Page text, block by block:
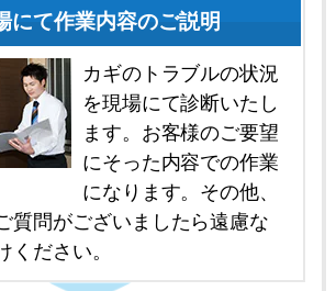
にて作業内容のご説明
カギのトラブルの状況
を現場にて診断いたし
ます。お客様のご要望
にそった内容での作業
になります。その他、
質問がございましたら遠慮な
ください。